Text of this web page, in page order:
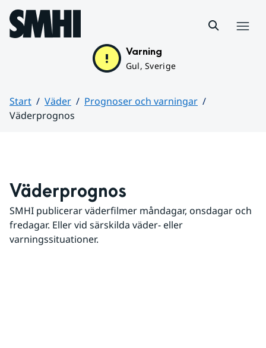
Hoppa till sidans innehåll
Varning
Gul, Sverige
Start Väder
Prognoser och varningar
Väderprognos
Väderprognos
SMHI publicerar väderfilmer måndagar, onsdagar och
fredagar. Eller vid särskilda väder- eller
varningssituationer.